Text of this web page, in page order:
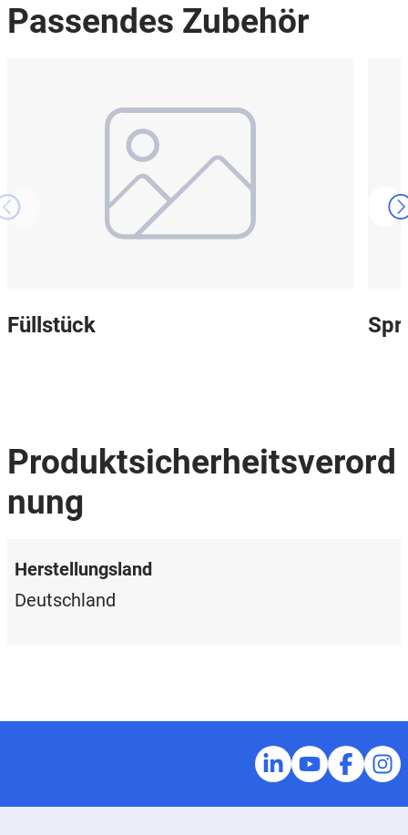
Passendes Zubehör
Füllstück
Produktsicherheitsverord
nung
Herstellungsland
Deutschland